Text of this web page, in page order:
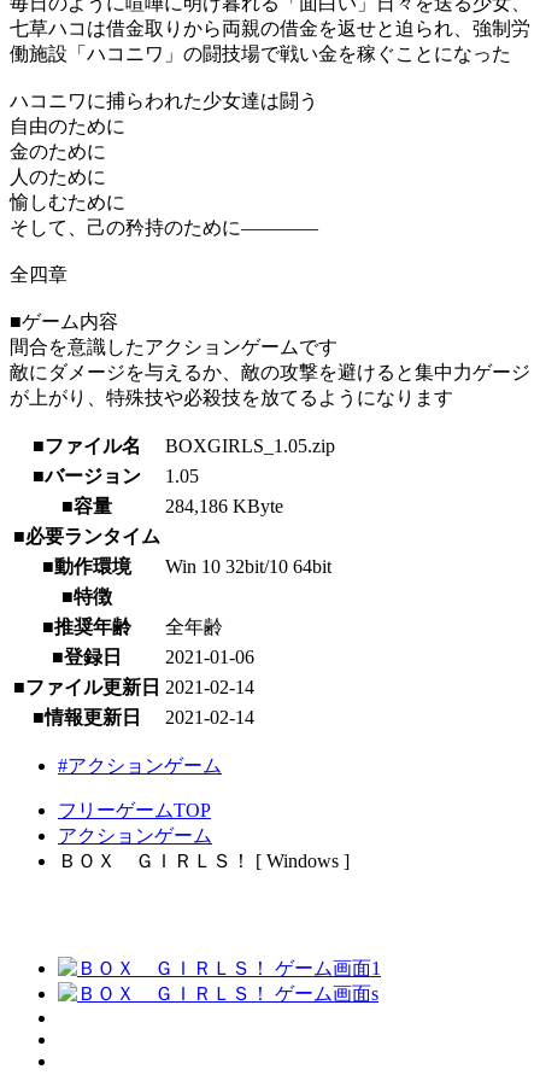
七草ハコは借金取りから両親の借金を返せと迫られ、強制労
働施設「ハコニワ」の闘技場で戦い金を稼ぐことになった
ハコニワに捕らわれた少女達は闘う
自由のために
金のために
人のために
愉しむために
そして、己の矜持のために————
全四章
■ゲーム内容
間合を意識したアクションゲームです
敵にダメージを与えるか、敵の攻撃を避けると集中力ゲージ
が上がり、特殊技や必殺技を放てるようになります
■ファイル名
BOXGIRLS_1.05.zip
■バージョン
1.05
■容量
284,186 KByte
■必要ランタイム
■動作環境
Win 10 32bit/10 64bit
■特徴
■推奨年齢
全年齢
■登録日
2021-01-06
■ファイル更新日 2021-02-14
■情報更新日
2021-02-14
#アクションゲーム
フリーゲームTOP
アクションゲーム
ＢＯＸ ＧＩＲＬＳ！ [ Windows ]